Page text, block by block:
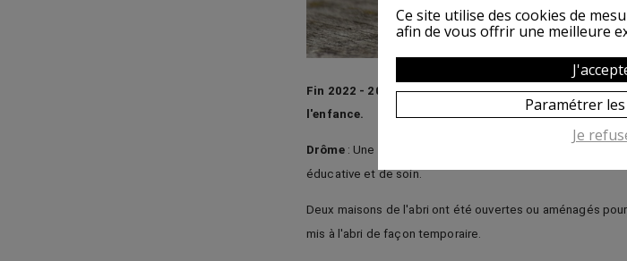
Fin 2022 - 2023 PLURIELS a poursuivi ses missions
l'enfance.
Drôme : Une pouponnière a été ouverte pour l'accueil de
éducative et de soin.
Deux maisons de l'abri ont été ouvertes ou aménagés
mis à l'abri de façon temporaire.
Ce site utilise des cookies de
afin de vous offrir une meilleure
Paramétrer
Je